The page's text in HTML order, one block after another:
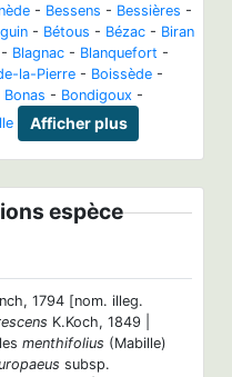
- Bessens - Bessières -
- Bétous - Bézac - Biran
- Blagnac - Blanquefort -
la-Pierre - Boissède -
Bonas - Bondigoux -
Afficher plus
espèce
1794 [nom. illeg.
K.Koch, 1849 |
menthifolius (Mabille)
subsp.